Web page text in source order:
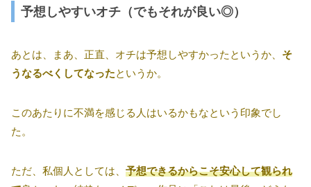
予想しやすいオチ（でもそれが良い◎）
あとは、まあ、正直、オチは予想しやすかったというか、 そ
うなるべくしてなったというか。
このあたりに不満を感じる人はいるかもなという印象でし
た。
ただ、私個人としては、 予想できるからこそ安心して観られ